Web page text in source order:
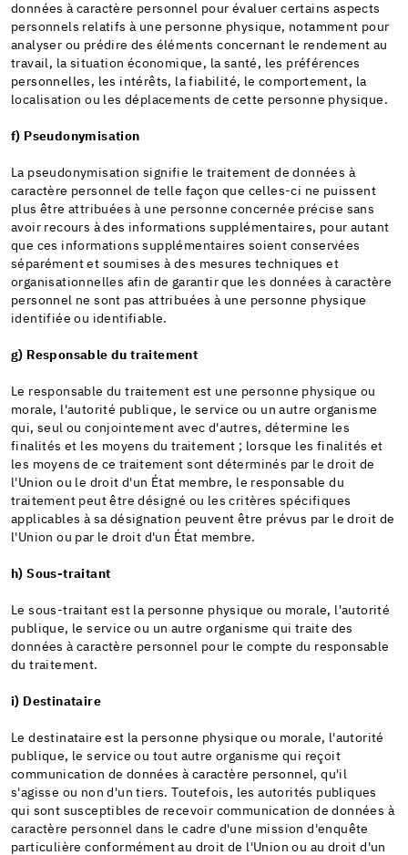
données à caractère personnel pour évaluer certains aspects
personnels relatifs à une personne physique, notamment pour
analyser ou prédire des éléments concernant le rendement au
travail, la situation économique, la santé, les préférences
personnelles, les intérêts, la fiabilité, le comportement, la
localisation ou les déplacements de cette personne physique.
f) Pseudonymisation
La pseudonymisation signifie le traitement de données à
caractère personnel de telle façon que celles-ci ne puissent
plus être attribuées à une personne concernée précise sans
avoir recours à des informations supplémentaires, pour autant
que ces informations supplémentaires soient conservées
séparément et soumises à des mesures techniques et
organisationnelles afin de garantir que les données à caractère
personnel ne sont pas attribuées à une personne physique
identifiée ou identifiable.
g) Responsable du traitement
Le responsable du traitement est une personne physique ou
morale, l'autorité publique, le service ou un autre organisme
qui, seul ou conjointement avec d'autres, détermine les
finalités et les moyens du traitement ; lorsque les finalités et
les moyens de ce traitement sont déterminés par le droit de
l'Union ou le droit d'un État membre, le responsable du
traitement peut être désigné ou les critères spécifiques
applicables à sa désignation peuvent être prévus par le droit de
l'Union ou par le droit d'un État membre.
h) Sous-traitant
Le sous-traitant est la personne physique ou morale, l'autorité
publique, le service ou un autre organisme qui traite des
données à caractère personnel pour le compte du responsable
du traitement.
i) Destinataire
Le destinataire est la personne physique ou morale, l'autorité
publique, le service ou tout autre organisme qui reçoit
communication de données à caractère personnel, qu'il
s'agisse ou non d'un tiers. Toutefois, les autorités publiques
qui sont susceptibles de recevoir communication de données à
caractère personnel dans le cadre d'une mission d'enquête
particulière conformément au droit de l'Union ou au droit d'un